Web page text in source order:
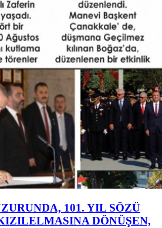
101. YIL SÖZÜ
DÖNÜŞEN,